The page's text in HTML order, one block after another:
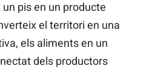
pis en un producte
el territori en una
els aliments en un
dels productors